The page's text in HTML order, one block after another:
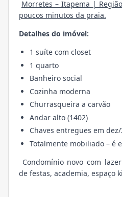
Morretes – Itapema |
poucos minutos da praia.
Detalhes do imóvel:
1 suíte com closet
1 quarto
Banheiro social
Cozinha moderna
Churrasqueira a carvão
Andar alto (1402)
Chaves entregues em
Totalmente mobiliado – é
Condomínio novo com
de festas, academia, espaço